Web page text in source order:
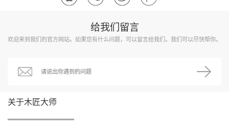
给我们留言
欢迎来到我们的官方网站。如果您有什么问题，可以留言给我们。我们可以尽快帮你。
关于木匠大师